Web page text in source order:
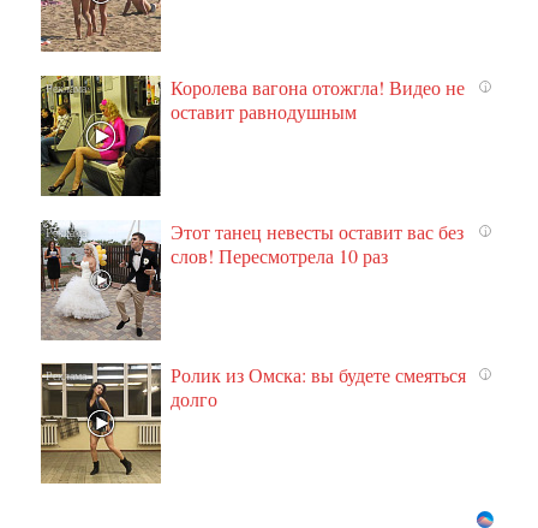
i
Королева вагона отожгла! Видео не
оставит равнодушным
i
Этот танец невесты оставит вас без
слов! Пересмотрела 10 раз
i
Ролик из Омска: вы будете смеяться
долго